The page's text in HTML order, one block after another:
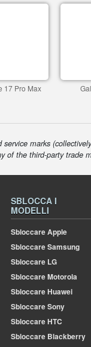
17 Pro Max
marks
the third-party
SBLOCCA I
MODELLI
Sbloccare Apple
Sbloccare Samsung
Sbloccare LG
Sbloccare Motorola
Sbloccare Huawei
Sbloccare Sony
Sbloccare HTC
Sbloccare Blackberry